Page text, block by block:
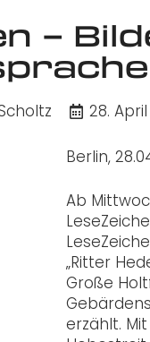
–
28. April
Berlin,
Ab
„Ritter
Große
erzählt.